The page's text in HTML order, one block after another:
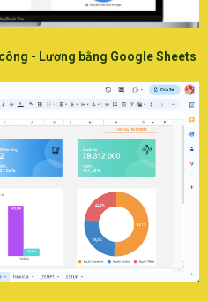
- Lương bằng Google Sheets